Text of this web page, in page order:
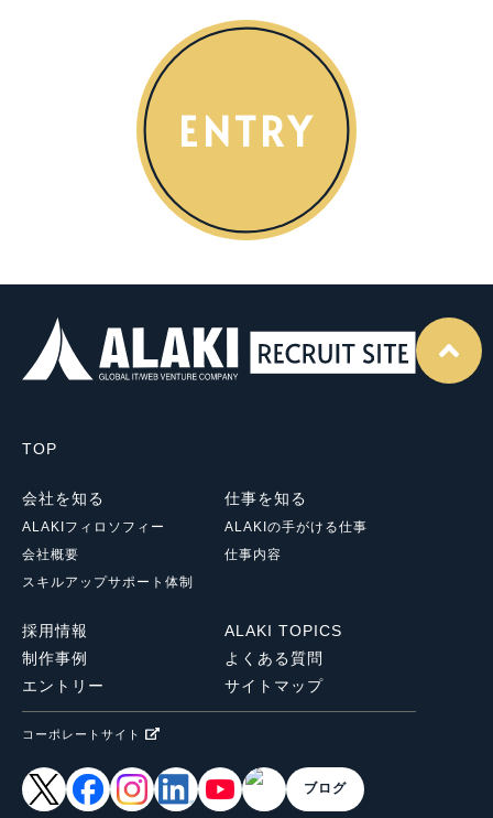
ENTRY
TOP
会社を知る
ALAKIフィロソフィー
会社概要
スキルアップサポート体制
仕事を知る
ALAKIの手がける仕事
仕事内容
採用情報
ALAKI TOPICS
制作事例
よくある質問
エントリー
サイトマップ
コーポレートサイト
ブログ